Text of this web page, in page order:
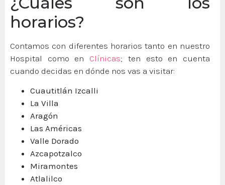
horarios?
Contamos con diferentes horarios tanto en nuestro
Hospital como en Clínicas; ten esto en cuenta
cuando decidas en dónde nos vas a visitar:
Cuautitlán Izcalli
La Villa
Aragón
Las Américas
Valle Dorado
Azcapotzalco
Miramontes
Atlalilco